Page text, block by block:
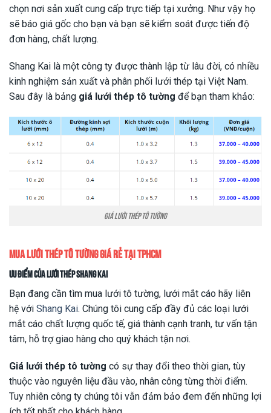
chọn nơi sản xuất cung cấp trực tiếp tại xưởng. Như vậy họ
sẽ báo giá gốc cho bạn và bạn sẽ kiểm soát được tiến độ
đơn hàng, chất lượng.
Shang Kai là một công ty được thành lập từ lâu đời, có nhiều
kinh nghiệm sản xuất và phân phối lưới thép tại Việt Nam.
Sau đây là bảng giá lưới thép tô tường để bạn tham khảo:
Giá lưới thép tô tường
Mua lưới thép tô tường giá rẻ tại TPHCM
Ưu điểm của lưới thép Shang Kai
Bạn đang cần tìm mua lưới tô tường, lưới mắt cáo hãy liên
hệ với Shang Kai. Chúng tôi cung cấp đầy đủ các loại lưới
mắt cáo chất lượng quốc tế, giá thành cạnh tranh, tư vấn tận
tâm, hỗ trợ giao hàng cho quý khách tận nơi.
Giá lưới thép tô tường có sự thay đổi theo thời gian, tùy
thuộc vào nguyên liệu đầu vào, nhân công từng thời điểm.
Tuy nhiên công ty chúng tôi vẫn đảm bảo đem đến những lợi